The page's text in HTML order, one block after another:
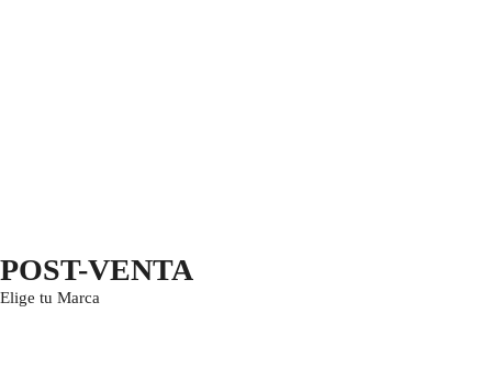
POST-VENTA
Elige tu Marca